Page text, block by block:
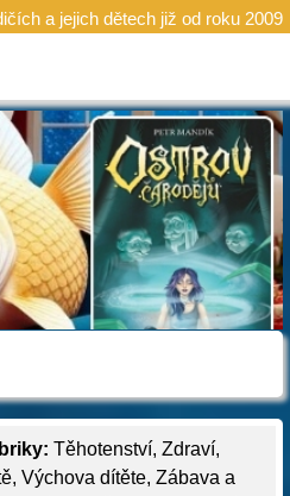
a jejich dětech již od roku 2009
Těhotenství, Zdraví,
, Výchova dítěte, Zábava a